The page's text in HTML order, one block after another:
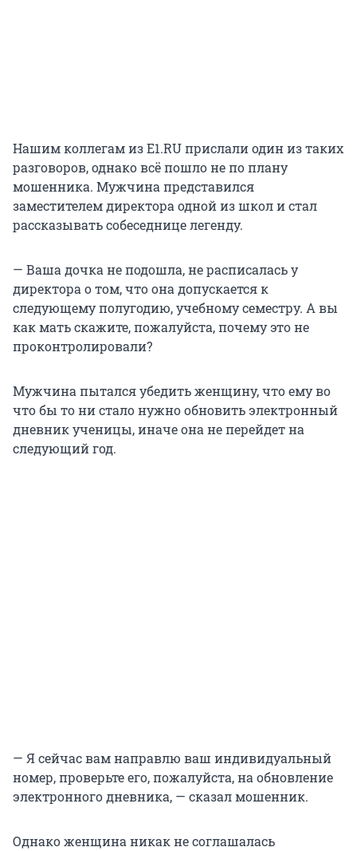
Нашим коллегам из E1.RU прислали один из таких
разговоров, однако всё пошло не по плану
мошенника. Мужчина представился
заместителем директора одной из школ и стал
рассказывать собеседнице легенду.
— Ваша дочка не подошла, не расписалась у
директора о том, что она допускается к
следующему полугодию, учебному семестру. А вы
как мать скажите, пожалуйста, почему это не
проконтролировали?
Мужчина пытался убедить женщину, что ему во
что бы то ни стало нужно обновить электронный
дневник ученицы, иначе она не перейдет на
следующий год.
— Я сейчас вам направлю ваш индивидуальный
номер, проверьте его, пожалуйста, на обновление
электронного дневника, — сказал мошенник.
Однако женщина никак не соглашалась